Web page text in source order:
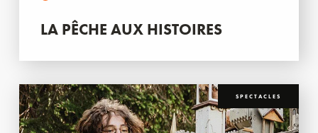
LA PÊCHE AUX HISTOIRES
SPECTACLES